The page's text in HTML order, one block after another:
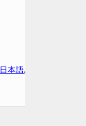
日本語,